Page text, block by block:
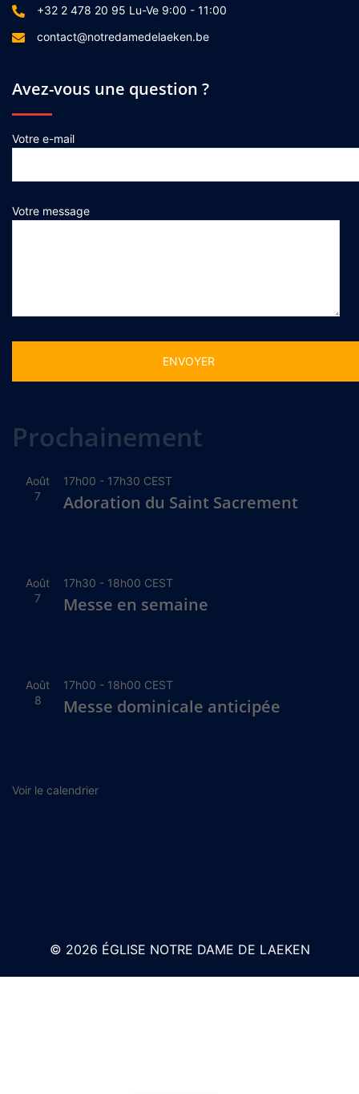
+32 2 478 20 95 Lu-Ve 9:00 - 11:00
contact@notredamedelaeken.be
Avez-vous une question ?
Votre e-mail
Votre message
Prochainement
Août
7
17h00 - 17h30 CEST
Adoration du Saint Sacrement
Août
7
17h30 - 18h00 CEST
Messe en semaine
Août
8
17h00 - 18h00 CEST
Messe dominicale anticipée
Voir le calendrier
© 2026 ÉGLISE NOTRE DAME DE LAEKEN